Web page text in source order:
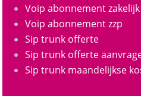
Voip abonnement
Voip abonnement zzp
Sip trunk offerte
Sip trunk offerte
Sip trunk maandelijkse